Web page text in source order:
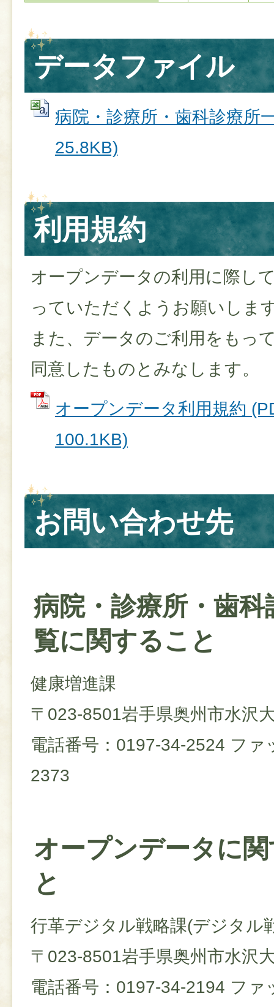
データファイル
病院・診療所・歯科診療所
25.8KB)
利用規約
オープンデータの利用に際し
っていただくようお願いしま
また、データのご利用をもっ
同意したものとみなします。
オープンデータ利用規約
100.1KB)
お問い合わせ先
病院・診療所・歯科
覧に関すること
健康増進課
〒023-8501岩手県奥州市水沢
電話番号：0197-34-2524 ファ
2373
オープンデータに
と
行革デジタル戦略課(デジタル
〒023-8501岩手県奥州市水沢
電話番号：0197-34-2194 ファ